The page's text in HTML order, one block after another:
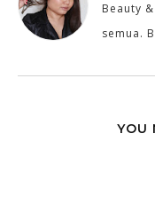
Beauty
semua.
YOU